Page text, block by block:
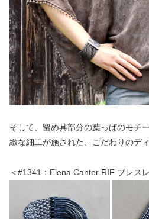
そして、留め具部分の葉っぱのモチ
緻な細工が施された、こだわりのデ
＜#1341：Elena Canter RIF ブレス